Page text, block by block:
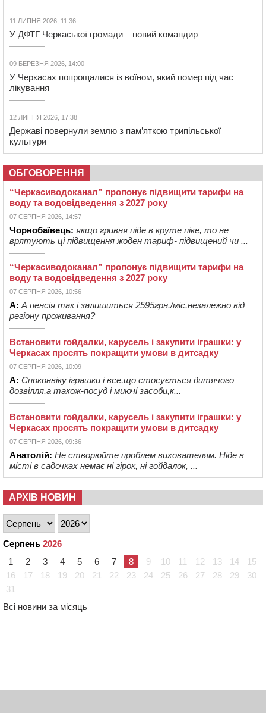
11 ЛИПНЯ 2026, 11:36
У ДФТГ Черкаської громади – новий командир
09 БЕРЕЗНЯ 2026, 14:00
У Черкасах попрощалися із воїном, який помер під час
лікування
12 ЛИПНЯ 2026, 17:38
Державі повернули землю з пам’яткою трипільської
культури
ОБГОВОРЕННЯ
“Черкасиводоканал” пропонує підвищити тарифи на
воду та водовідведення з 2027 року
07 СЕРПНЯ 2026, 14:57
Чорнобаївець: якщо гривня піде в круте піке, то не
врятують ці підвищення жоден тариф- підвищений чи ...
“Черкасиводоканал” пропонує підвищити тарифи на
воду та водовідведення з 2027 року
07 СЕРПНЯ 2026, 10:56
А: А пенсія так і залишиться 2595грн./міс.незалежно від
регіону проживання?
Встановити гойдалки, карусель і закупити іграшки: у
Черкасах просять покращити умови в дитсадку
07 СЕРПНЯ 2026, 10:09
А: Споконвіку іграшки і все,що стосується дитячого
дозвілля,а також-посуд і миючі засоби,к...
Встановити гойдалки, карусель і закупити іграшки: у
Черкасах просять покращити умови в дитсадку
07 СЕРПНЯ 2026, 09:36
Анатолій: Не створюйте проблем вихователям. Ніде в
місті в садочках немає ні гірок, ні гойдалок, ...
АРХІВ НОВИН
Серпень 2026
1
2 3 4 5 6 7 8 9 10 11 12 13 14
15
16
17 18 19 20 21 22 23 24 25 26 27 28 29
30
31
Всі новини за місяць